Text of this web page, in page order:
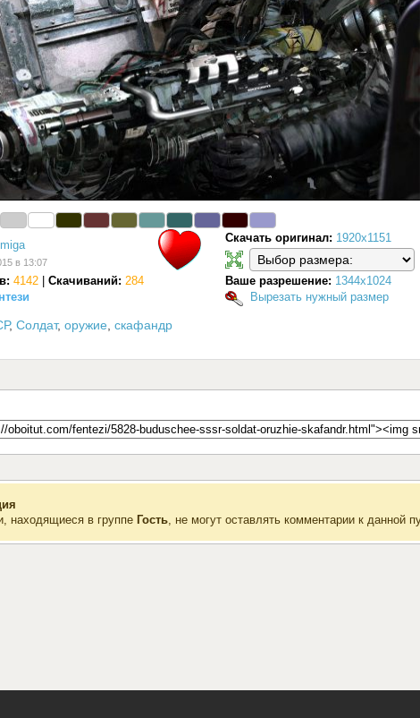
, Солдат, оружие скафандр
в 13:07
4142 Скачиваний: 284
Скачать оригинал: 1920x1151
Ваше разрешение: 1344x1024
Вырезать нужный размер
находящиеся в группе Гость, не могут оставлять комментарии к данной